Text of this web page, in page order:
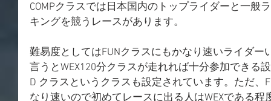
COMPクラスでは日本国内のトップライダーと一般
キングを競うレースがあります。
難易度としてはFUNクラスにもかなり速いライダー
言うとWEX120分クラスが走れれば十分参加できる
D クラスというクラスも設定されています。ただ、
なり速いので初めてレースに出る人はWEXである